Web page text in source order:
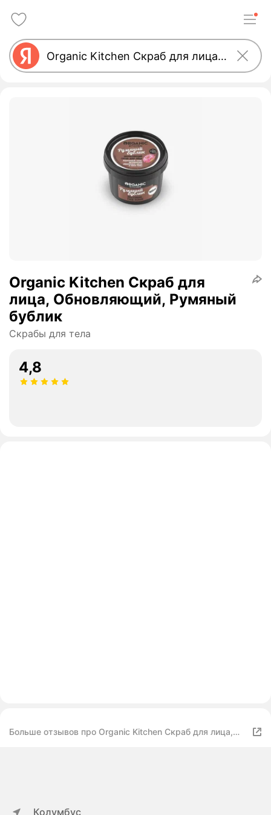
Organic Kitchen Скраб для
лица, Обновляющий, Румяный
бублик
Скрабы для тела
4,8
Больше отзывов про Organic Kitchen Скраб для лица,
Колумбус